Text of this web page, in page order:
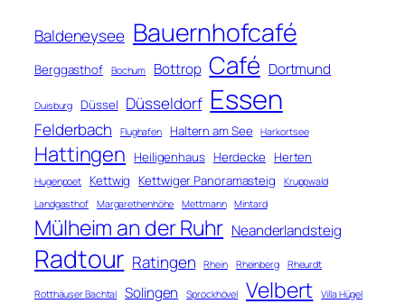
Baldeneysee Bauernhofcafé
Berggasthof Bochum Bottrop Café Dortmund
Duisburg Düssel Düsseldorf Essen
Felderbach Flughafen Haltern am See Harkortsee
Hattingen Heiligenhaus Herdecke Herten
Hugenpoet Kettwig Kettwiger Panoramasteig
Kruppwald
Landgasthof
Margarethenhöhe Mettmann Mintard
Mülheim an der Ruhr Neanderlandsteig
Radtour Ratingen Rhein Rheinberg Rheurdt
Rotthäuser Bachtal Solingen Sprockhövel Velbert Villa Hügel